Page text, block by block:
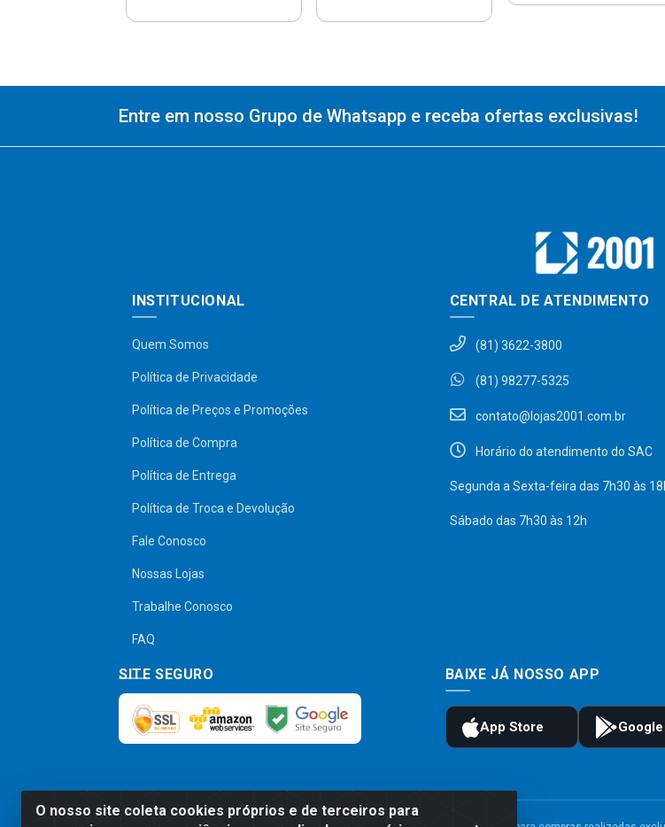
O nosso site coleta cookies próprios e de terceiros para
Entre em nosso Grupo de Whatsapp e receba ofertas exclusivas!
INSTITUCIONAL
Quem Somos
Política de Privacidade
Política de Preços e Promoções
Política de Compra
Política de Entrega
Política de Troca e Devolução
Fale Conosco
Nossas Lojas
Trabalhe Conosco
FAQ
CENTRAL DE ATENDIMENTO
(81) 3622-3800
(81) 98277-5325
contato@lojas2001.com.br
Horário do atendimento do SAC
Segunda a Sexta-feira das 7h30 às
Sábado das 7h30 às 12h
SITE SEGURO BAIXE JÁ NOSSO APP